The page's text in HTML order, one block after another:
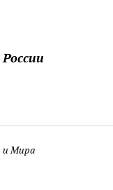
и Мира